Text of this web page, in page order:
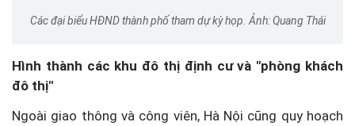
Các đại biểu HĐND thành phố tham dự kỳ họp. Ảnh: Quang Thái
Hình thành các khu đô thị định cư và "phòng khách
đô thị"
Ngoài giao thông và công viên, Hà Nội cũng quy hoạch